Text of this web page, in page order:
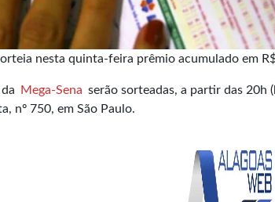
nesta quinta-feira prêmio acumulado em
Mega-Sena serão sorteadas, a partir das 20h
nº 750, em São Paulo.